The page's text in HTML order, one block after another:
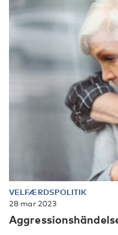
VELFÆRDSPOLITIK
28 mar 2023